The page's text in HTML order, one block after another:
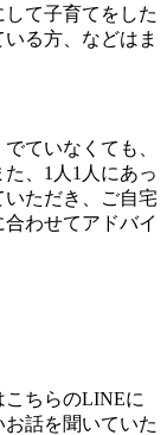
て子育てをした
る方、などはま
ていなくても、
、 1 人 1 人にあっ
ただき、ご自宅
わせてアドバイ
ちらのLINEに
話を聞いていた